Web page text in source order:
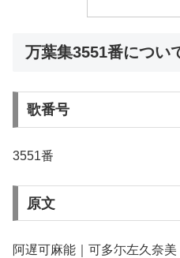
万葉集3551番につい
歌番号
3551番
原文
阿遅可麻能｜可多尓左久奈